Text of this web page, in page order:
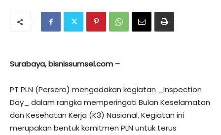
Surabaya, bisnissumsel.com –
PT PLN (Persero) mengadakan kegiatan _Inspection
Day_ dalam rangka memperingati Bulan Keselamatan
dan Kesehatan Kerja (K3) Nasional. Kegiatan ini
merupakan bentuk komitmen PLN untuk terus